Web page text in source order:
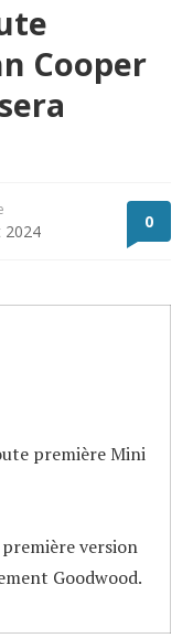
Cooper
2024 0
première Mini
version
Goodwood.